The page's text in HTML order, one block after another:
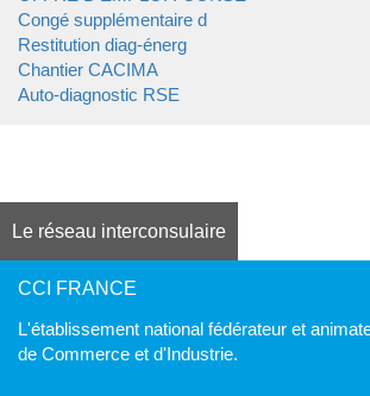
Congé supplémentaire d
Restitution diag-énerg
Chantier CACIMA
Auto-diagnostic RSE
Le réseau interconsulaire
CCI FRANCE
L'établissement national fédérateur et
de Commerce et d'Industrie.